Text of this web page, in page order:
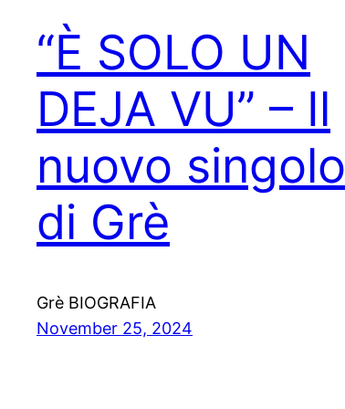
“È SOLO UN
DEJA VU” – Il
nuovo singolo
di Grè
Grè BIOGRAFIA
November 25, 2024